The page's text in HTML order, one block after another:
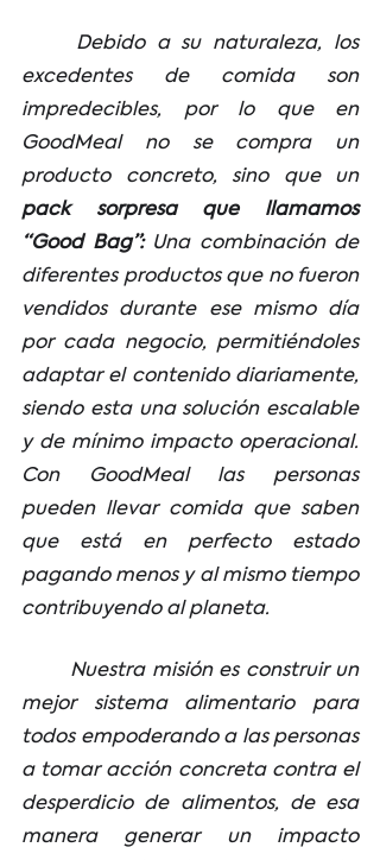
excedentes de comida son
impredecibles, por lo que en
GoodMeal no se compra un
producto concreto, sino que un
pack sorpresa que llamamos
“Good Bag”: Una combinación de
diferentes productos que no fueron
vendidos durante ese mismo día
por cada negocio, permitiéndoles
adaptar el contenido diariamente,
siendo esta una solución escalable
y de mínimo impacto operacional.
Con GoodMeal las personas
pueden llevar comida que saben
que está en perfecto estado
pagando menos y al mismo tiempo
contribuyendo al planeta.
mejor sistema alimentario para
todos empoderando a las personas
a tomar acción concreta contra el
desperdicio de alimentos, de esa
manera generar un impacto